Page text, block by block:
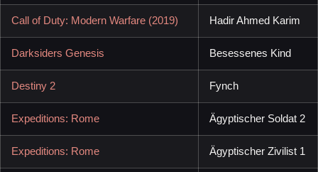
Call of Duty: Modern Warfare (2019) Hadir Ahmed Karim
Darksiders Genesis Besessenes Kind
Destiny 2 Fynch
Expeditions: Rome Ägyptischer Soldat 2
Expeditions: Rome Ägyptischer Zivilist 1